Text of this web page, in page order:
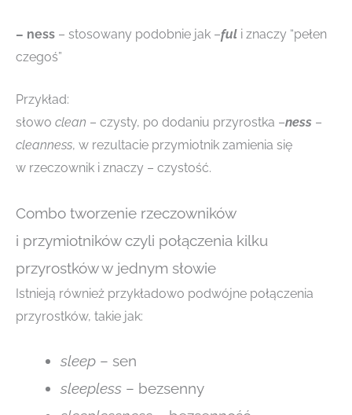
– ness – stosowany podobnie jak –ful i znaczy “pełen
czegoś”
Przykład:
słowo clean – czysty, po dodaniu przyrostka –ness –
cleanness, w rezultacie przymiotnik zamienia się
w rzeczownik i znaczy – czystość.
Combo tworzenie rzeczowników
i przymiotników czyli połączenia kilku
przyrostków w jednym słowie
Istnieją również przykładowo podwójne połączenia
przyrostków, takie jak:
sleep – sen
sleepless – bezsenny